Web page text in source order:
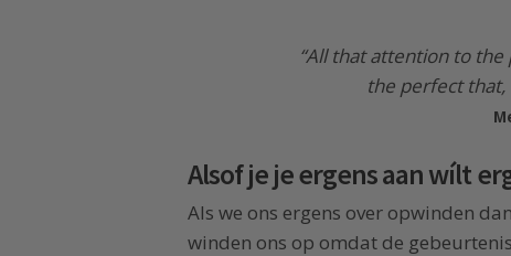
“All that attention to
the perfect that,
Alsof je je ergens aan wílt
Als we ons ergens over opwinden
winden ons op omdat de